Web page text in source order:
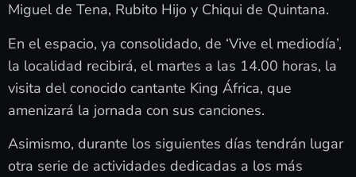
Miguel de Tena, Rubito Hijo y Chiqui de Quintana.
En el espacio, ya consolidado, de ‘Vive el mediodía’,
la localidad recibirá, el martes a las 14.00 horas, la
visita del conocido cantante King África, que
amenizará la jornada con sus canciones.
Asimismo, durante los siguientes días tendrán lugar
otra serie de actividades dedicadas a los más